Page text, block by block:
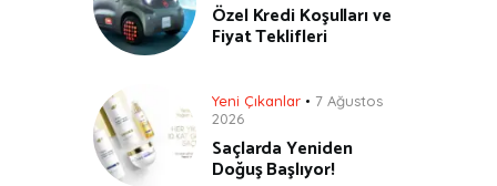
Özel Kredi Koşulları ve
Fiyat Teklifleri
Yeni Çıkanlar
7 Ağustos
2026
Saçlarda Yeniden
Doğuş Başlıyor!